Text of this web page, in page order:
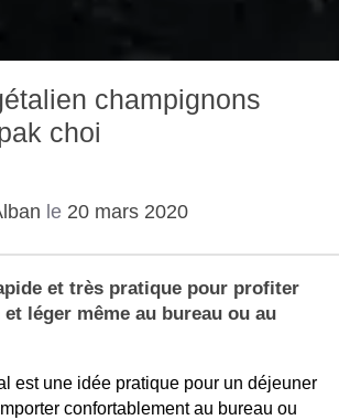
champignons
choi
le 20 mars 2020
et très pratique pour profiter
et léger même au bureau ou au
est une idée pratique pour un déjeuner
confortablement au bureau ou